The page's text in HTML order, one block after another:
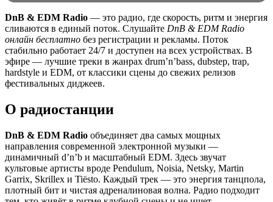
DnB & EDM Radio — это радио, где скорость, ритм и энергия
сливаются в единый поток. Слушайте DnB & EDM Radio
онлайн бесплатно без регистрации и рекламы. Поток
стабильно работает 24/7 и доступен на всех устройствах. В
эфире — лучшие треки в жанрах drum’n’bass, dubstep, trap,
hardstyle и EDM, от классики сцены до свежих релизов
фестивальных диджеев.
О радиостанции
DnB & EDM Radio объединяет два самых мощных
направления современной электронной музыки —
динамичный d’n’b и масштабный EDM. Здесь звучат
культовые артисты вроде Pendulum, Noisia, Netsky, Martin
Garrix, Skrillex и Tiësto. Каждый трек — это энергия танцпола,
плотный бит и чистая адреналиновая волна. Радио подходит